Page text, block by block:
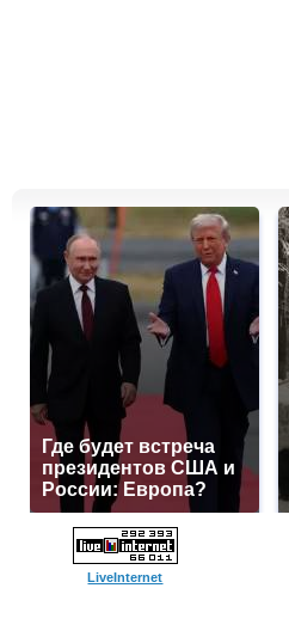
Где будет встреча
президентов США и
России: Европа?
LiveInternet